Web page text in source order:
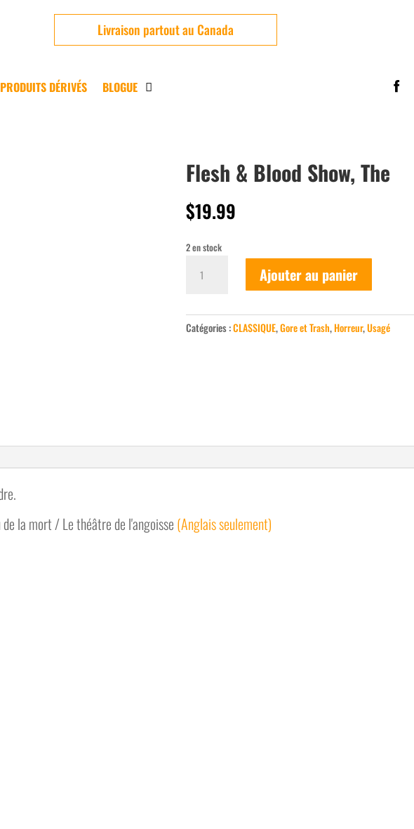
Livraison partout au Canada
PRODUITS DÉRIVÉS BLOGUE
Flesh & Blood Show, The
$19.99
2 en stock
&
Blood
Ajouter au panier
Catégories :CLASSIQUE,Gore et Trash,Horreur,Usagé
la mort / Le théâtre de l'angoisse (Anglais seulement)